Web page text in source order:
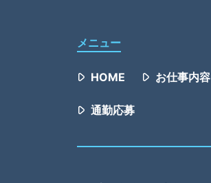
メニュー
HOME お仕事内容
通勤応募